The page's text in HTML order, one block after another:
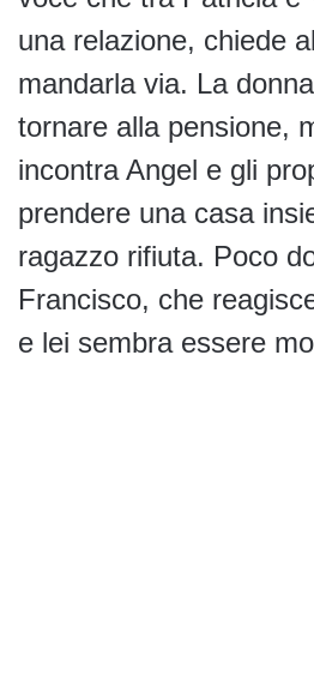
una relazione, chiede
mandarla via. La
tornare alla pensione,
incontra Angel e gli
prendere una casa
ragazzo rifiuta. Poco
Francisco, che
e lei sembra essere